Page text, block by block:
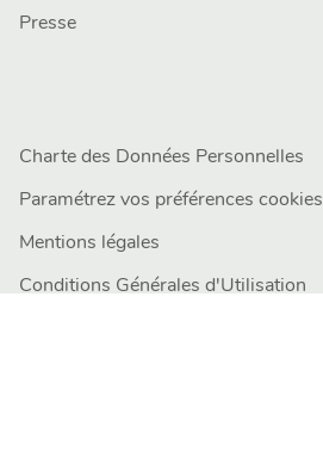
Presse
Charte des Données Personnelles
Paramétrez vos préférences cookies
Mentions légales
Conditions Générales d'Utilisation